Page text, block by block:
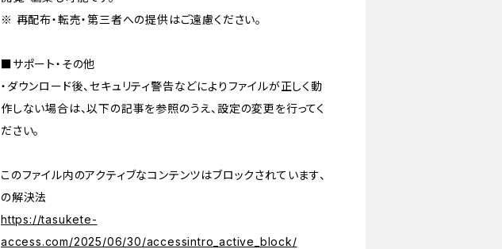
※ 再配布・転売・第三者への提供はご遠慮ください。
■サポート・その他
・ダウンロード後、セキュリティ警告などによりファイルが正しく動
作しない場合は、以下の記事を参照のうえ、設定の変更を行ってく
ださい。
このファイル内のアクティブなコンテンツはブロックされています、
の解決法
https://tasukete-
access.com/2025/06/30/accessintro_active_block/